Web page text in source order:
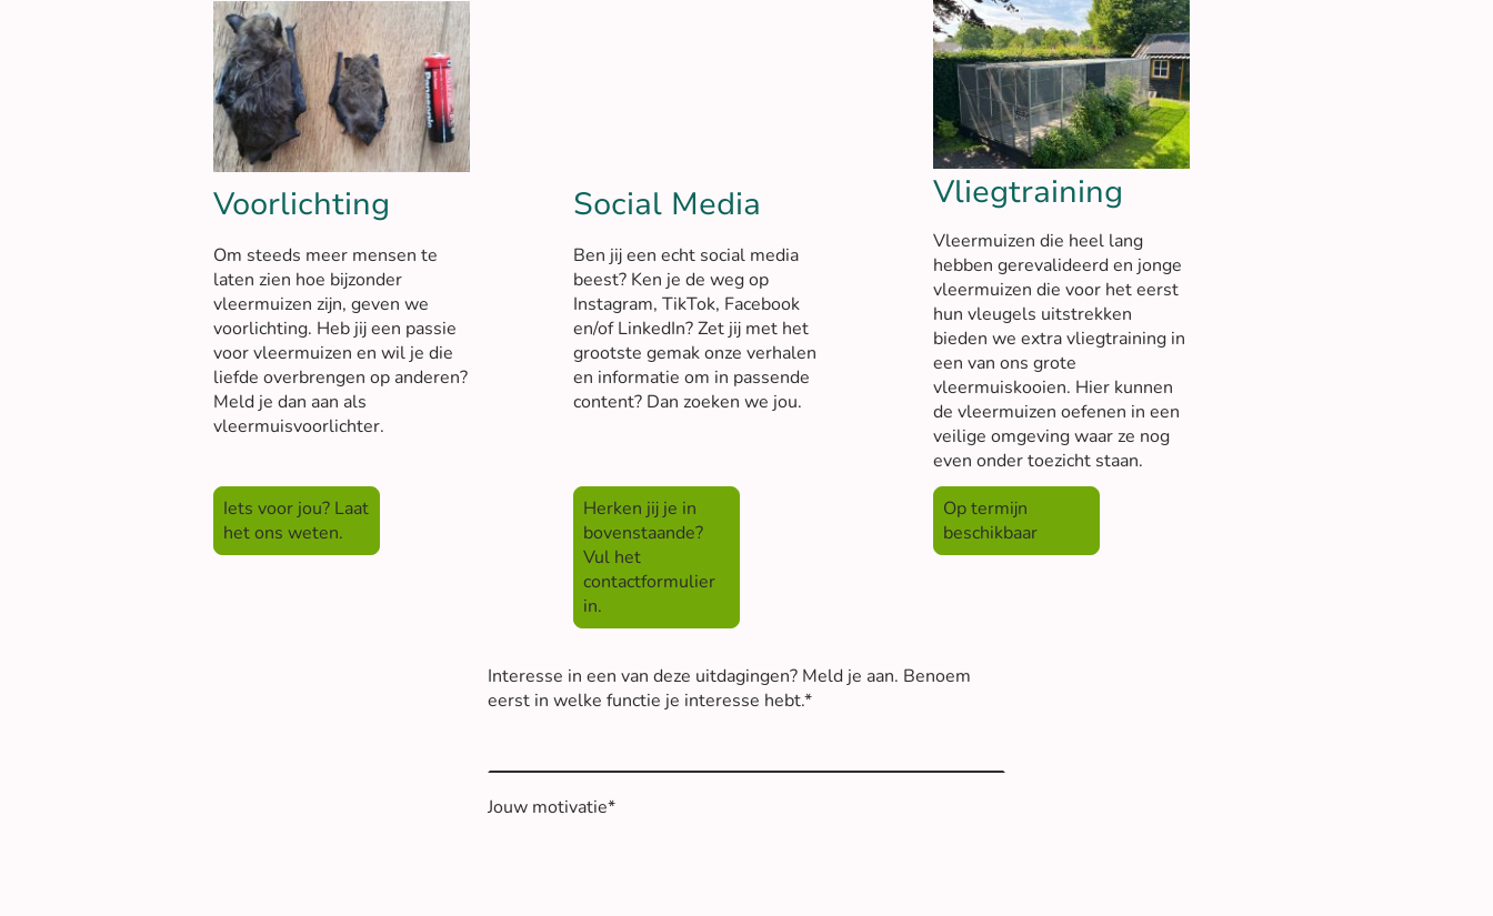
Voorlichting
Om steeds meer mensen te
laten zien hoe bijzonder
vleermuizen zijn, geven we
voorlichting. Heb jij een passie
voor vleermuizen en wil je die
liefde overbrengen op anderen?
Meld je dan aan als
vleermuisvoorlichter.
Iets voor jou? Laat
het ons weten.
Social Media
Ben jij een echt social media
beest? Ken je de weg op
Instagram, TikTok, Facebook
en/of LinkedIn? Zet jij met het
grootste gemak onze verhalen
en informatie om in passende
content? Dan zoeken we jou.
Herken jij je in
bovenstaande?
Vul het
contactformulier
in.
Vliegtraining
Vleermuizen die heel lang
hebben gerevalideerd en jonge
vleermuizen die voor het eerst
hun vleugels uitstrekken
bieden we extra vliegtraining in
een van ons grote
vleermuiskooien. Hier kunnen
de vleermuizen oefenen in een
veilige omgeving waar ze nog
even onder toezicht staan.
Op termijn
beschikbaar
Interesse in een van deze uitdagingen? Meld je aan. Benoem
eerst in welke functie je interesse hebt.*
Jouw motivatie*